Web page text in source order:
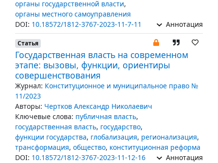
органы государственной власти,
органы местного самоуправления
DOI: 10.18572/1812-3767-2023-11-7-11 Аннотация
Статья
Государственная власть на современном
этапе: вызовы, функции, ориентиры
совершенствования
Журнал: Конституционное и муниципальное право №
11/2023
Авторы: Чертков Александр Николаевич
Ключевые слова: публичная власть,
государственная власть, государство,
функции государства, глобализация, регионализация,
трансформация, общество, конституционная реформа
DOI: 10.18572/1812-3767-2023-11-12-16 Аннотация